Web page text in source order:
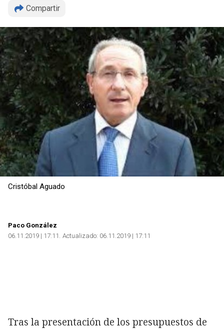
Compartir
Copiar
Cristóbal Aguado
Paco González
06.11.2019 | 17:11 Actualizado: 06.11.2019 | 17:11
Tras la presentación de los presupuestos de